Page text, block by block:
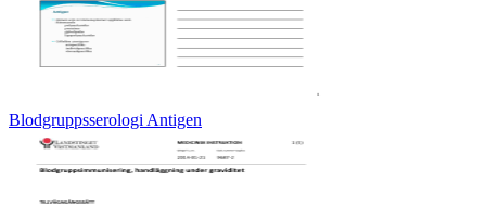
Blodgruppsserologi Antigen